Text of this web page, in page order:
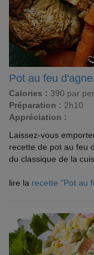
Pot au feu
Calories : 390 par
Préparation : 2h10
Appréciation :
Laissez-vous
recette de pot au feu
du classique de la
lire la recette "Pot au